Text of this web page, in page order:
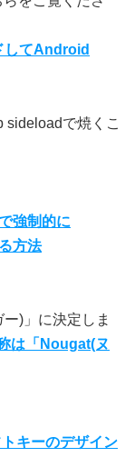
してAndroid
sideloadで焼くこ
強制的に
方法
)」に決定しま
は「Nougat(ヌ
キーのデザイン